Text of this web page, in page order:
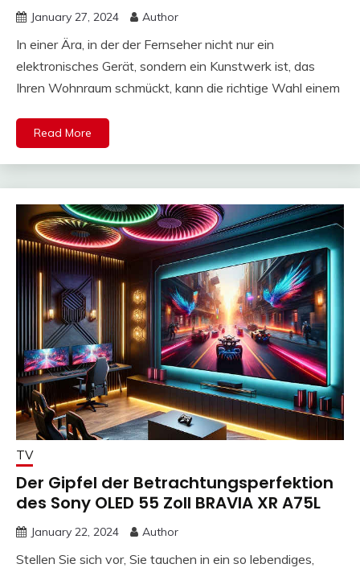
January 27, 2024 Author
In einer Ära, in der der Fernseher nicht nur ein
elektronisches Gerät, sondern ein Kunstwerk ist, das
Ihren Wohnraum schmückt, kann die richtige Wahl einem
Read More
TV
Der Gipfel der Betrachtungsperfektion
des Sony OLED 55 Zoll BRAVIA XR A75L
January 22, 2024 Author
Stellen Sie sich vor, Sie tauchen in ein so lebendiges,